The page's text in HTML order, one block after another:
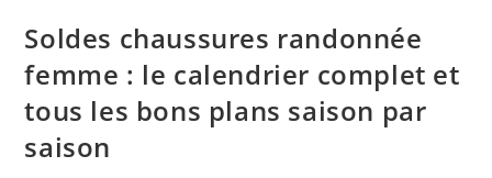
Soldes chaussures randonnée
femme : le calendrier complet et
tous les bons plans saison par
saison